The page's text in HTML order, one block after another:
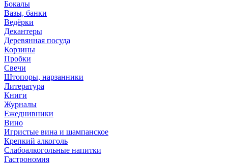
Бокалы
Вазы, банки
Ведёрки
Декантеры
Деревянная посуда
Корзины
Пробки
Свечи
Штопоры, нарзанники
Литература
Книги
Журналы
Ежеднивники
Вино
Игристые вина и шампанское
Крепкий алкоголь
Слабоалкогольные напитки
Гастрономия